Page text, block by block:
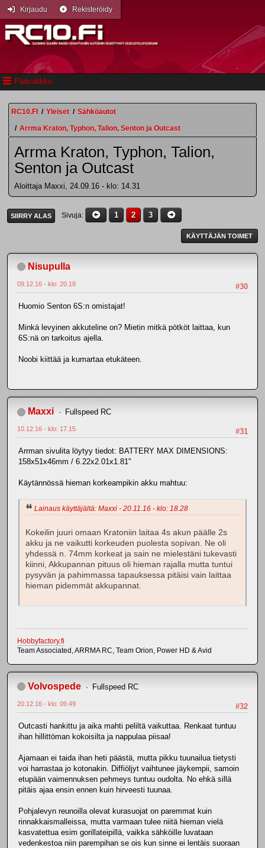
Päävalikko
Kirjaudu Rekisteröidy
RC10.FI / Yleiset / Sähköautot
/ Arrma Kraton, Typhon, Talion, Senton ja Outcast
Arrma Kraton, Typhon, Talion,
Senton ja Outcast
Aloittaja Maxxi, 24.09.16 - klo: 14.31
SIIRRY ALAS Sivuja 1 2 3
KÄYTTÄJÄN TOIMET
Nisupulla
#30
09.12.16 - klo: 20.18
Huomio Senton 6S:n omistajat!
Minkä levyinen akkuteline on? Mietin mitkä pötköt laittaa, kun
6S:nä on tarkoitus ajella.
Noobi kiittää ja kumartaa etukäteen.
Maxxi Fullspeed RC
#31
10.12.16 - klo: 17.15
Arrman sivulita löytyy tiedot: BATTERY MAX DIMENSIONS:
158x51x46mm / 6.22x2.01x1.81"
Käytännössä hieman korkeampikin akku mahtuu:
Lainaus käyttäjältä: Maxxi - 20.11.16 - klo: 18.28
Kokeilin juuri omaan Kratoniin laitaa 4s akun päälle 2s
akku ja ne vaikutti korkeuden puolesta sopivan. Ne oli
yhdessä n. 74mm korkeat ja sain ne mielestäni tukevasti
kiinni, Akkupannan pituus oli hieman rajalla mutta tuntui
pysyvän ja pahimmassa tapauksessa pitäisi vain laittaa
hieman pidemmät akkupannat.
Hobbyfactory.fi
Team Associated, ARRMA RC, Team Orion, Power HD & Avid
Volvospede Fullspeed RC
#32
20.12.16 - klo: 09.49
Outcasti hankittu ja aika mahti peliltä vaikuttaa. Renkaat tuntuu
ihan hillittöman kokoisilta ja nappulaa piisaa!
Ajamaan ei taida ihan heti päästä, mutta pikku tuunailua tietysti
voi harrastaa jo kotonakin. Diffiöljyt vaihtunee jäykempii, samoin
etupään vaimennuksen pehmeys tuntuu oudolta. No ehkä sillä
pitäis ajaa ensin ennen kuin hirveesti tuunaa.
Pohjalevyn reunoilla olevat kurasuojat on paremmat kuin
rinnakkaismalleissa, mutta varmaan tulee niitä hieman vielä
kasvatettua esim gorillateipillä, vaikka sähköille luvataan
vedenkestoa niin parempihan se ois kun sinne ei lentäis suoraan